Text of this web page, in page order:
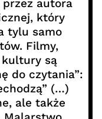
autora
który
tylu samo
Filmy,
są
do czytania”:
(…)
ale także